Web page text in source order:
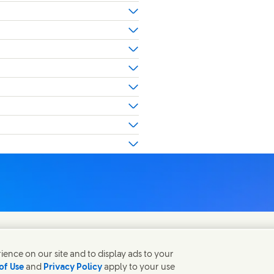
on our site and to display ads to your
Use and Privacy Policy apply to your use